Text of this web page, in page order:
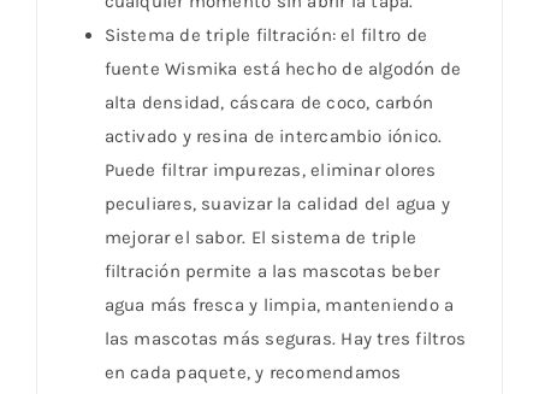
Sistema de triple filtración: el filtro de
fuente Wismika está hecho de algodón de
alta densidad, cáscara de coco, carbón
activado y resina de intercambio iónico.
Puede filtrar impurezas, eliminar olores
peculiares, suavizar la calidad del agua y
mejorar el sabor. El sistema de triple
filtración permite a las mascotas beber
agua más fresca y limpia, manteniendo a
las mascotas más seguras. Hay tres filtros
en cada paquete, y recomendamos